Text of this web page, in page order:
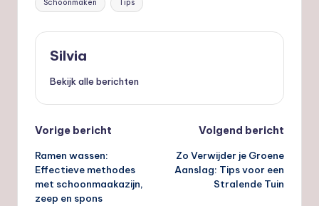
Schoonmaken Tips
Silvia
Bekijk alle berichten
Bericht
navigatie
Vorige bericht
Ramen wassen:
Effectieve methodes
met schoonmaakazijn,
zeep en spons
Volgend bericht
Zo Verwijder je Groene
Aanslag: Tips voor een
Stralende Tuin